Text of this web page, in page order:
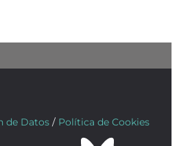
de Datos / Política de Cookies